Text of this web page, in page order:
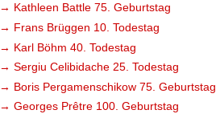
→ Kathleen Battle 75. Geburtstag
→ Frans Brüggen 10. Todestag
→ Karl Böhm 40. Todestag
→ Sergiu Celibidache 25. Todestag
→ Boris Pergamenschikow 75. Geburtstag
→ Georges Prêtre 100. Geburtstag